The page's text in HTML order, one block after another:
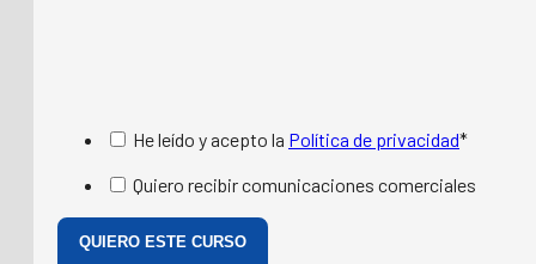
He leído y acepto la Política de privacidad*
Quiero recibir comunicaciones comerciales
QUIERO ESTE CURSO